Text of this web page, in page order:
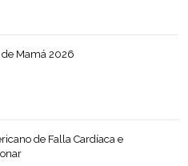
Mamá 2026
de Falla Cardíaca e